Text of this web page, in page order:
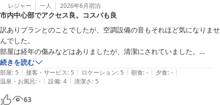
レジャー 一人 2026年6月宿泊
市内中心部でアクセス良。コスパも良
訳ありプランとのことでしたが、空調設備の音もそれほど気になりませ
んでした。
部屋は経年の傷みなどはありましたが、清潔にされていました。
スタッフの方の応対も丁寧でした。
続きを読む
部屋: 5 | 接客・サービス: 5 | ロケーション: 5 | 朝食: - | 夕食: - |
温泉・お風呂: - | 設備: 4 | 清潔さ: 5
63